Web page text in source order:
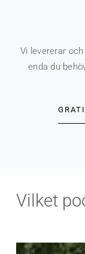
Vi levererar
enda du
Vilket